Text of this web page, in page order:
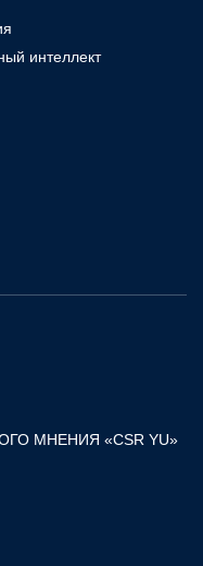
интеллект
МНЕНИЯ «CSR YU»